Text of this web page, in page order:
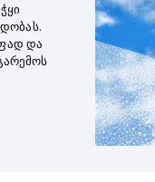
და